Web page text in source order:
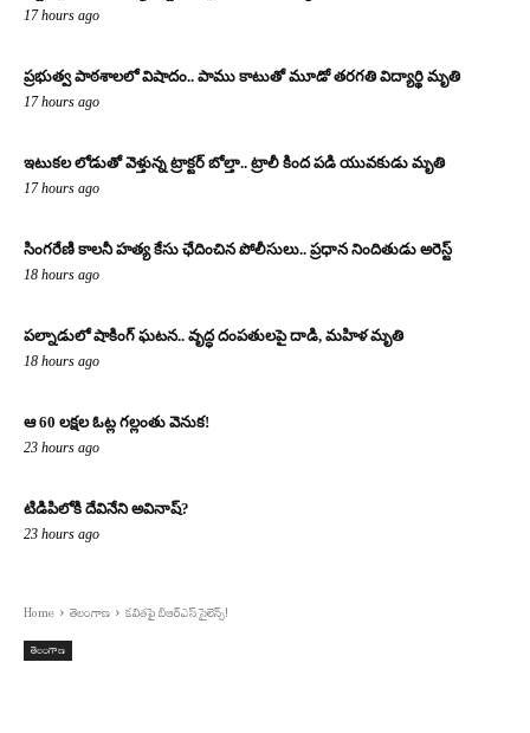
17 hours ago
ప్రభుత్వ పాఠశాలలో విషాదం.. పాము కాటుతో మూడో తరగతి విద్యార్థి మృతి
17 hours ago
ఇటుకల లోడుతో వెళ్తున్న ట్రాక్టర్ బోల్తా.. ట్రాలీ కింద పడి యువకుడు మృతి
17 hours ago
సింగరేణి కాలనీ హత్య కేసు ఛేదించిన పోలీసులు.. ప్రధాన నిందితుడు అరెస్ట్
18 hours ago
పల్నాడులో షాకింగ్ ఘటన.. వృద్ధ దంపతులపై దాడి, మహిళ మృతి
18 hours ago
ఆ 60 లక్షల ఓట్ల గల్లంతు వెనుక!
23 hours ago
టిడిపిలోకి దేవినేని అవినాష్?
23 hours ago